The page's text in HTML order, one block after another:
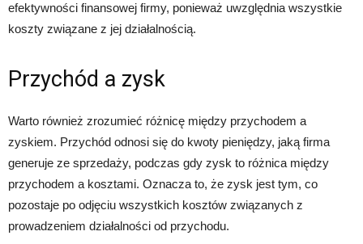
efektywności finansowej firmy, ponieważ uwzględnia wszystkie
koszty związane z jej działalnością.
Przychód a zysk
Warto również zrozumieć różnicę między przychodem a
zyskiem. Przychód odnosi się do kwoty pieniędzy, jaką firma
generuje ze sprzedaży, podczas gdy zysk to różnica między
przychodem a kosztami. Oznacza to, że zysk jest tym, co
pozostaje po odjęciu wszystkich kosztów związanych z
prowadzeniem działalności od przychodu.